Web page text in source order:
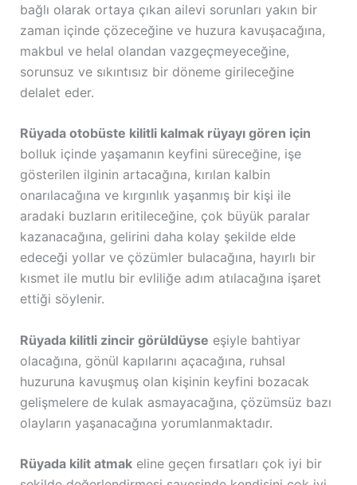
bağlı olarak ortaya çıkan ailevi sorunları yakın bir
zaman içinde çözeceğine ve huzura kavuşacağına,
makbul ve helal olandan vazgeçmeyeceğine,
sorunsuz ve sıkıntısız bir döneme girileceğine
delalet eder.
Rüyada otobüste kilitli kalmak rüyayı gören için
bolluk içinde yaşamanın keyfini süreceğine, işe
gösterilen ilginin artacağına, kırılan kalbin
onarılacağına ve kırgınlık yaşanmış bir kişi ile
aradaki buzların eritileceğine, çok büyük paralar
kazanacağına, gelirini daha kolay şekilde elde
edeceği yollar ve çözümler bulacağına, hayırlı bir
kısmet ile mutlu bir evliliğe adım atılacağına işaret
ettiği söylenir.
Rüyada kilitli zincir görüldüyse eşiyle bahtiyar
olacağına, gönül kapılarını açacağına, ruhsal
huzuruna kavuşmuş olan kişinin keyfini bozacak
gelişmelere de kulak asmayacağına, çözümsüz bazı
olayların yaşanacağına yorumlanmaktadır.
Rüyada kilit atmakeline geçen fırsatları çok iyi bir